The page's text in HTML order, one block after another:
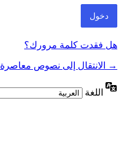
هل فقدت كلمة مرورك؟
→ الانتقال إلى نصوص معاصرة
اللغة